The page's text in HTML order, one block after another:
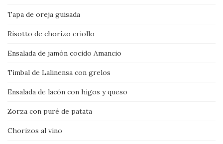
Tapa de oreja guisada
Risotto de chorizo criollo
Ensalada de jamón cocido Amancio
Timbal de Lalinensa con grelos
Ensalada de lacón con higos y queso
Zorza con puré de patata
Chorizos al vino